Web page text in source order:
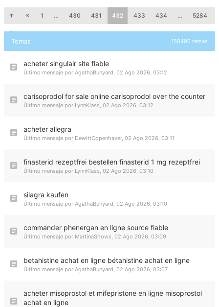
1 … 430 431 432 433 434 … 5284
Temas 158496 temas
acheter singulair site fiable
Último mensaje por AgathaBunyard, 02 Ago 2026, 03:12
carisoprodol for sale online carisoprodol over the counter
Último mensaje por LynnKlass, 02 Ago 2026, 03:12
acheter allegra
Último mensaje por DewittCopenhaver, 02 Ago 2026, 03:11
finasterid rezeptfrei bestellen finasterid 1 mg rezeptfrei
Último mensaje por LynnKlass, 02 Ago 2026, 03:10
silagra kaufen
Último mensaje por AgathaBunyard, 02 Ago 2026, 03:10
commander phenergan en ligne source fiable
Último mensaje por MartinaShows, 02 Ago 2026, 03:09
betahistine achat en ligne bétahistine achat en ligne
Último mensaje por AgathaBunyard, 02 Ago 2026, 03:07
acheter misoprostol et mifepristone en ligne misoprostol
achat en ligne